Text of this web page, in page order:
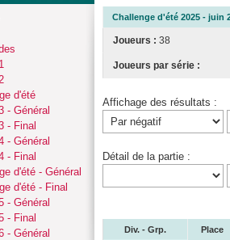
d'été
- Général
- Final
- Général
- Final
d'été - Général
d'été - Final
- Général
- Final
- Général
Challenge d'été 2025 - juin
Joueurs : 38
Joueurs par série :
Affichage des résultats :
Détail de la partie :
Div. - Grp. Place